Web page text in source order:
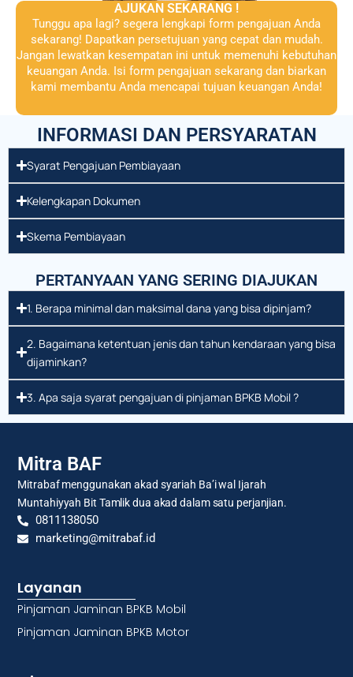
AJUKAN SEKARANG !
Tunggu apa lagi? segera lengkapi form pengajuan Anda
sekarang! Dapatkan persetujuan yang cepat dan mudah.
Jangan lewatkan kesempatan ini untuk memenuhi kebutuhan
keuangan Anda. Isi form pengajuan sekarang dan biarkan
kami membantu Anda mencapai tujuan keuangan Anda!
INFORMASI DAN PERSYARATAN
Syarat Pengajuan Pembiayaan
Kelengkapan Dokumen
Skema Pembiayaan
PERTANYAAN YANG SERING DIAJUKAN
1. Berapa minimal dan maksimal dana yang bisa dipinjam?
2. Bagaimana ketentuan jenis dan tahun kendaraan yang bisa
dijaminkan?
3. Apa saja syarat pengajuan di pinjaman BPKB Mobil ?
Mitra BAF
Mitrabaf menggunakan akad syariah Ba’i wal Ijarah
Muntahiyyah Bit Tamlik dua akad dalam satu perjanjian.
0811138050
marketing@mitrabaf.id
Layanan
Pinjaman Jaminan BPKB Mobil
Pinjaman Jaminan BPKB Motor